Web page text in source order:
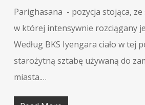
Parighasana - pozycja stojąca, ze
w której intensywnie rozciągany
Według BKS Iyengara ciało w tej
starożytną sztabę używaną do
miasta.…